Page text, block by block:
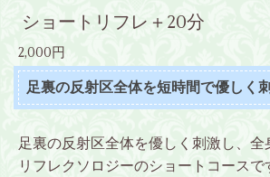
ショートリフレ＋20分
2,000円
足裏の反射区全体を短時間で優しく
足裏の反射区全体を優しく刺激し、全
リフレクソロジーのショートコースで